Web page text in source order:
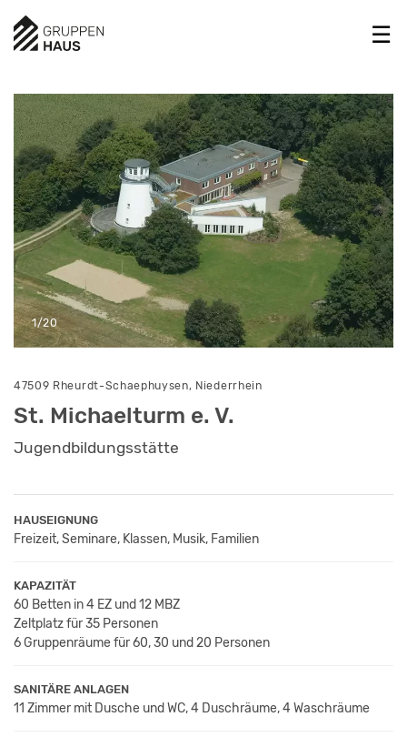
1/20
47509 Rheurdt-Schaephuysen, Niederrhein
St. Michaelturm e. V.
Jugendbildungsstätte
HAUSEIGNUNG
Freizeit, Seminare, Klassen, Musik, Familien
KAPAZITÄT
60 Betten in 4 EZ und 12 MBZ
Zeltplatz für 35 Personen
6 Gruppenräume für 60, 30 und 20 Personen
SANITÄRE ANLAGEN
11 Zimmer mit Dusche und WC, 4 Duschräume, 4 Waschräume